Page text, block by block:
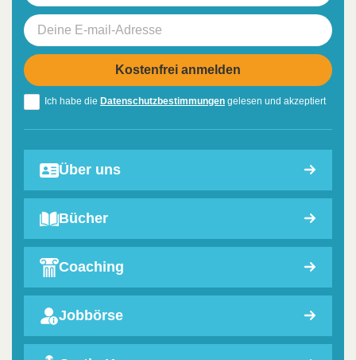
Ich habe die Datenschutzbestimmungen gelesen und akzeptiert
Über uns
Bücher
Coaching
Jobbörse